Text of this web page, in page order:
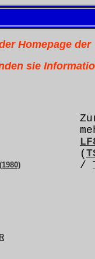
Homepage
sie
(
/